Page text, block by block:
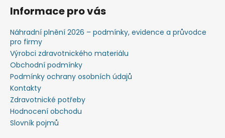
Informace pro vás
Náhradní plnění 2026 – podmínky, evidence a průvodce
pro firmy
Výrobci zdravotnického materiálu
Obchodní podmínky
Podmínky ochrany osobních údajů
Kontakty
Zdravotnické potřeby
Hodnocení obchodu
Slovník pojmů